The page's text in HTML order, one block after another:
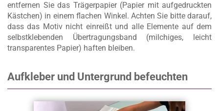
entfernen Sie das Trägerpapier (Papier mit aufgedruckten
Kästchen) in einem flachen Winkel. Achten Sie bitte darauf,
dass das Motiv nicht einreißt und alle Elemente auf dem
selbstklebenden Übertragungsband (milchiges, leicht
transparentes Papier) haften bleiben.
Aufkleber und Untergrund befeuchten